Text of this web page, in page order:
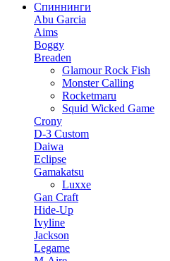
Спиннинги
Abu Garcia
Aims
Boggy
Breaden
Glamour Rock Fish
Monster Calling
Rocketmaru
Squid Wicked Game
Crony
D-3 Custom
Daiwa
Eclipse
Gamakatsu
Luxxe
Gan Craft
Hide-Up
Ivyline
Jackson
Legame